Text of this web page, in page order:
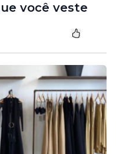
você veste